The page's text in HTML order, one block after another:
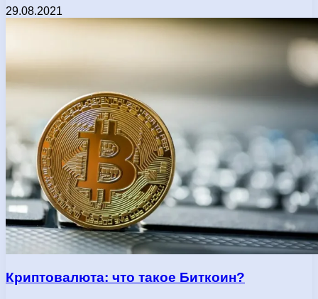
29.08.2021
Криптовалюта: что такое Биткоин?